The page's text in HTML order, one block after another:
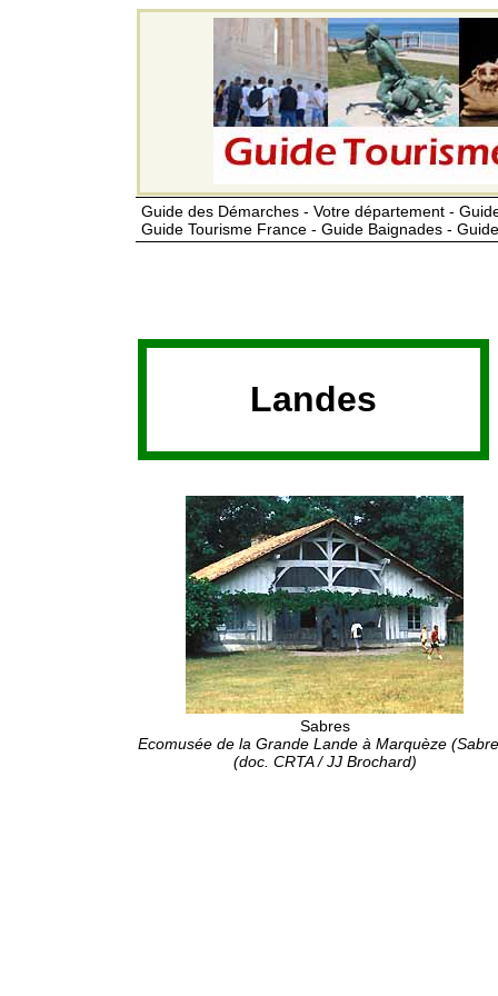
Guide des Démarches - Votre département -
Guide Tourisme France - Guide Baignades -
Landes
Sabres
Ecomusée de la Grande Lande à Marquèze
(doc. CRTA / JJ Brochard)